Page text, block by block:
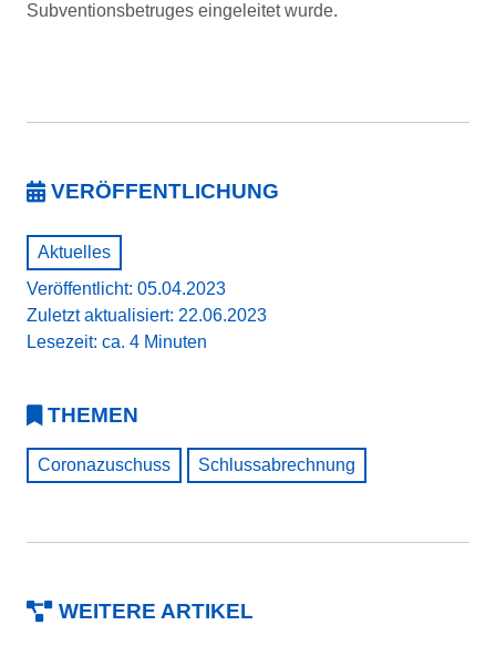
Subventionsbetruges eingeleitet wurde.
VERÖFFENTLICHUNG
Aktuelles
Veröffentlicht: 05.04.2023
Zuletzt aktualisiert: 22.06.2023
Lesezeit: ca. 4 Minuten
THEMEN
Coronazuschuss Schlussabrechnung
WEITERE ARTIKEL